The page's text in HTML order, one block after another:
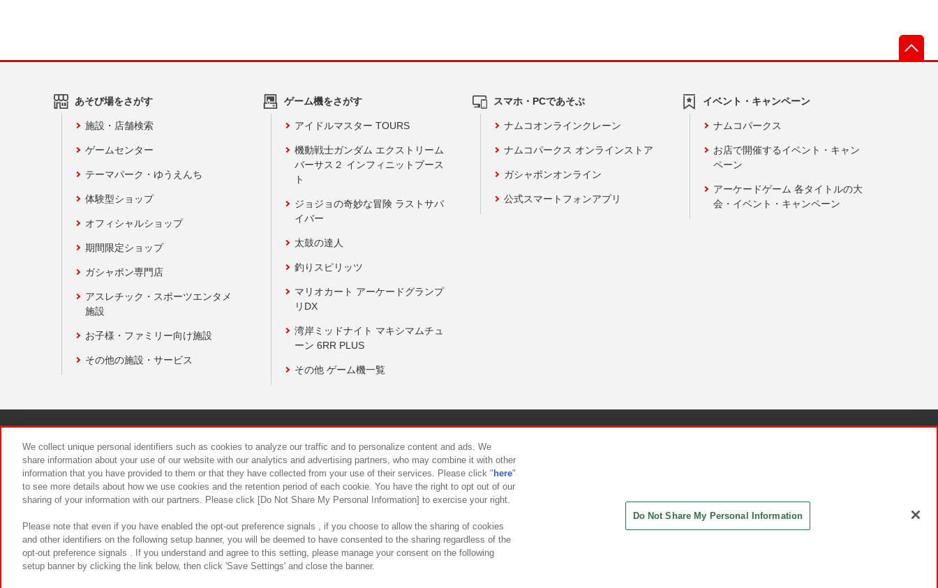
あそび場をさがす
施設・店舗検索
ゲームセンター
テーマパーク・ゆうえんち
体験型ショップ
オフィシャルショップ
期間限定ショップ
ガシャポン専門店
アスレチック・スポーツエンタメ
施設
お子様・ファミリー向け施設
その他の施設・サービス
ゲーム機をさがす
アイドルマスター TOURS
機動戦士ガンダム エクストリーム
バーサス２ インフィニットブース
ト
ジョジョの奇妙な冒険 ラストサバ
イバー
太鼓の達人
釣りスピリッツ
マリオカート アーケードグランプ
リDX
湾岸ミッドナイト マキシマムチュ
ーン 6RR PLUS
その他 ゲーム機一覧
スマホ・PCであそぶ
ナムコオンラインクレーン
ナムコパークス オンラインストア
ガシャポンオンライン
公式スマートフォンアプリ
イベント・キャンペーン
ナムコパークス
お店で開催するイベント・キャン
ペーン
アーケードゲーム 各タイトルの大
会・イベント・キャンペーン
食品のご提供について カスタマーハラスメント対応方針
We collect unique personal identifiers such as cookies to analyze our traffic and to personalize content and ads. We
share information about your use of our website with our analytics and advertising partners, who may combine it with other
information that you have provided to them or that they have collected from your use of their services. Please click " here"
to see more details about how we use cookies and the retention period of each cookie. You have the right to opt out of our
sharing of your information with our partners. Please click [Do Not Share My Personal Information] to exercise your right.
Please note that even if you have enabled the opt-out preference signals , if you choose to allow the sharing of cookies
and other identifiers on the following setup banner, you will be deemed to have consented to the sharing regardless of the
opt-out preference signals . If you understand and agree to this setting, please manage your consent on the following
setup banner by clicking the link below, then click 'Save Settings' and close the banner.
Do Not Share My Personal Information